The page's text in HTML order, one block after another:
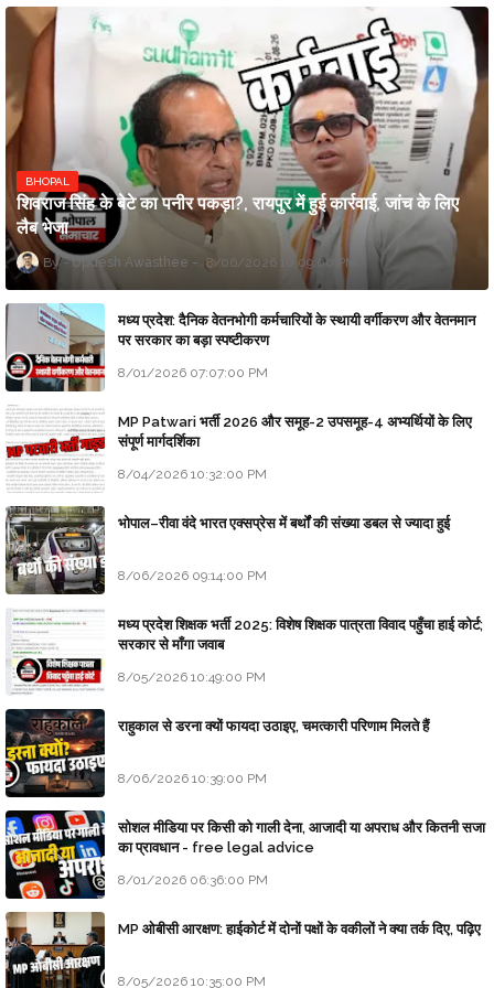
BHOPAL
शिवराज सिंह के बेटे का पनीर पकड़ा?, रायपुर में हुई कार्रवाई, जांच के लिए
लैब भेजा
Updesh Awasthee 8/06/2026 10:09:00 PM
मध्य प्रदेश: दैनिक वेतनभोगी कर्मचारियों के स्थायी वर्गीकरण और वेतनमान
पर सरकार का बड़ा स्पष्टीकरण
8/01/2026 07:07:00 PM
MP Patwari भर्ती 2026 और समूह-2 उपसमूह-4 अभ्यर्थियों के लिए
संपूर्ण मार्गदर्शिका
8/04/2026 10:32:00 PM
भोपाल–रीवा वंदे भारत एक्सप्रेस में बर्थों की संख्या डबल से ज्यादा हुई
8/06/2026 09:14:00 PM
मध्य प्रदेश शिक्षक भर्ती 2025: विशेष शिक्षक पात्रता विवाद पहुँचा हाई कोर्ट;
सरकार से माँगा जवाब
8/05/2026 10:49:00 PM
राहुकाल से डरना क्यों फायदा उठाइए, चमत्कारी परिणाम मिलते हैं
8/06/2026 10:39:00 PM
सोशल मीडिया पर किसी को गाली देना, आजादी या अपराध और कितनी सजा
का प्रावधान - free legal advice
8/01/2026 06:36:00 PM
MP ओबीसी आरक्षण: हाईकोर्ट में दोनों पक्षों के वकीलों ने क्या तर्क दिए, पढ़िए
8/05/2026 10:35:00 PM